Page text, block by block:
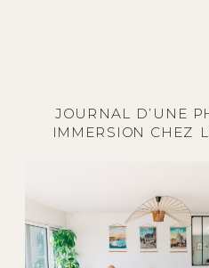
JOURNAL D’UNE
IMMERSION CHEZ